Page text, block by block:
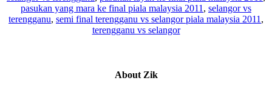
pasukan yang mara ke final piala malaysia 2011 , selangor vs
terengganu, semi final terengganu vs selangor piala malaysia 2011 ,
terengganu vs selangor
About Zik